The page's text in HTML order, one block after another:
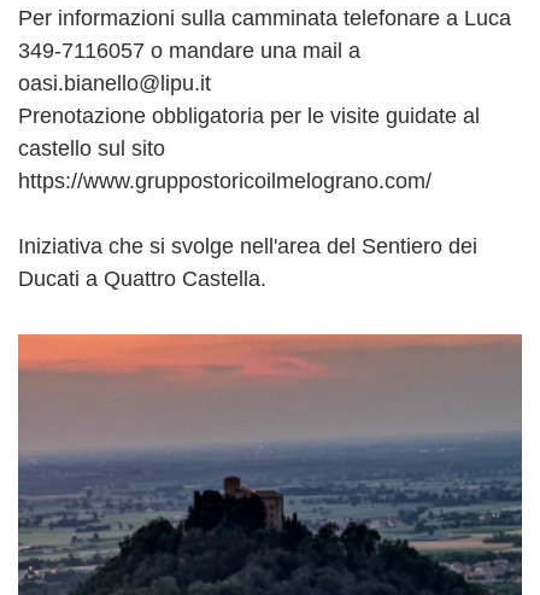
Per informazioni sulla camminata telefonare a Luca
349-7116057 o mandare una mail a
oasi.bianello@lipu.it
Prenotazione obbligatoria per le visite guidate al
castello sul sito
https://www.gruppostoricoilmelograno.com/
Iniziativa che si svolge nell'area del Sentiero dei
Ducati a Quattro Castella.